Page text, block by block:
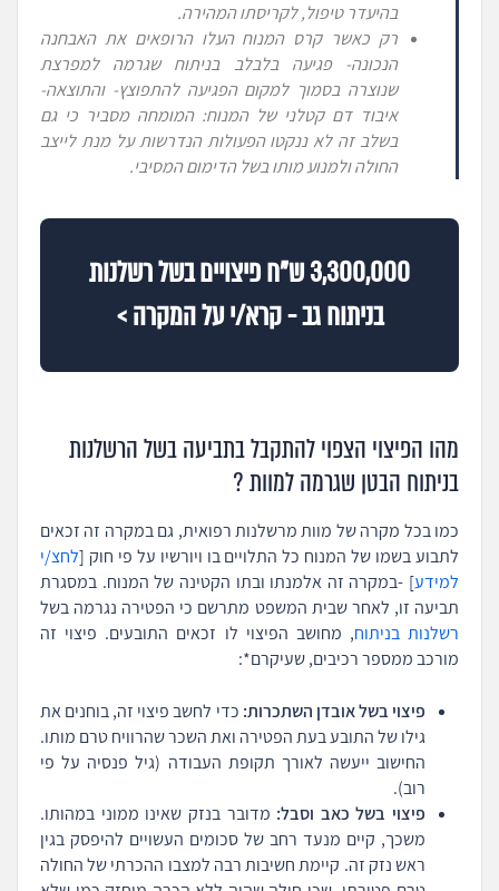
בהיעדר טיפול, לקריסתו המהירה.
רק כאשר קרס המנוח העלו הרופאים את האבחנה
הנכונה- פגיעה בלבלב בניתוח שגרמה למפרצת
שנוצרה בסמוך למקום הפגיעה להתפוצץ- והתוצאה-
איבוד דם קטלני של המנוח:המומחה מסביר כי גם
בשלב זה לא ננקטו הפעולות הנדרשות על מנת לייצב
החולה ולמנוע מותו בשל הדימום המסיבי.
3,300,000 ש"ח פיצויים בשל רשלנות
בניתוח גב - קרא/י על המקרה >
מהו הפיצוי הצפוי להתקבל בתביעה בשל הרשלנות
בניתוח הבטן שגרמה למוות ?
כמו בכל מקרה של מוות מרשלנות רפואית, גם במקרה זה זכאים
לתבוע בשמו של המנוח כל התלויים בו ויורשיו על פי חוק [לחצ/י
למידע] -במקרה זה אלמנתו ובתו הקטינה של המנוח. במסגרת
תביעה זו, לאחר שבית המשפט מתרשם כי הפטירה נגרמה בשל
רשלנות בניתוח, מחושב הפיצוי לו זכאים התובעים. פיצוי זה
מורכב ממספר רכיבים, שעיקרם*:
פיצוי בשל אובדן השתכרות: כדי לחשב פיצוי זה, בוחנים את
גילו של התובע בעת הפטירה ואת השכר שהרוויח טרם מותו.
החישוב ייעשה לאורך תקופת העבודה (גיל פנסיה על פי
רוב).
פיצוי בשל כאב וסבל: מדובר בנזק שאינו ממוני במהותו.
משכך, קיים מנעד רחב של סכומים העשויים להיפסק בגין
ראש נזק זה. קיימת חשיבות רבה למצבו ההכרתי של החולה